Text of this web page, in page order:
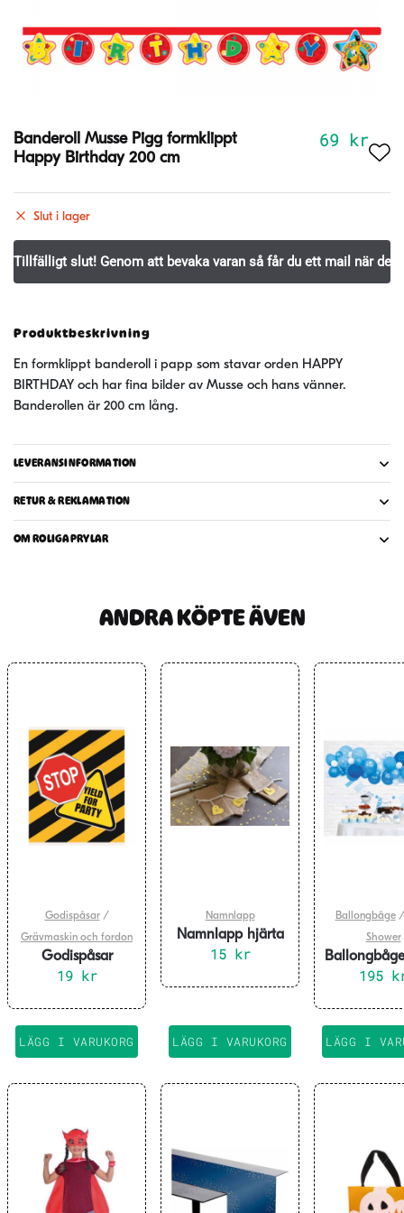
Banderoll Musse Pigg formklippt
Happy Birthday 200 cm
69 kr
Slut i lager
Produktbeskrivning
En formklippt banderoll i papp som stavar orden HAPPY
BIRTHDAY och har fina bilder av Musse och hans vänner.
Banderollen är 200 cm lång.
LEVERANSINFORMATION
RETUR & REKLAMATION
OM ROLIGAPRYLAR
ANDRA KÖPTE ÄVEN
Godispåsar/
Grävmaskin och fordon
Godispåsar
Grävmaskin och
19 kr
LÄGG I VARUKORG
Namnlapp
Namnlapp hjärta
metallic guld 10-
15 kr
LÄGG I VARUKORG
Ballongbåge
Shower
meter
195
LÄGG I